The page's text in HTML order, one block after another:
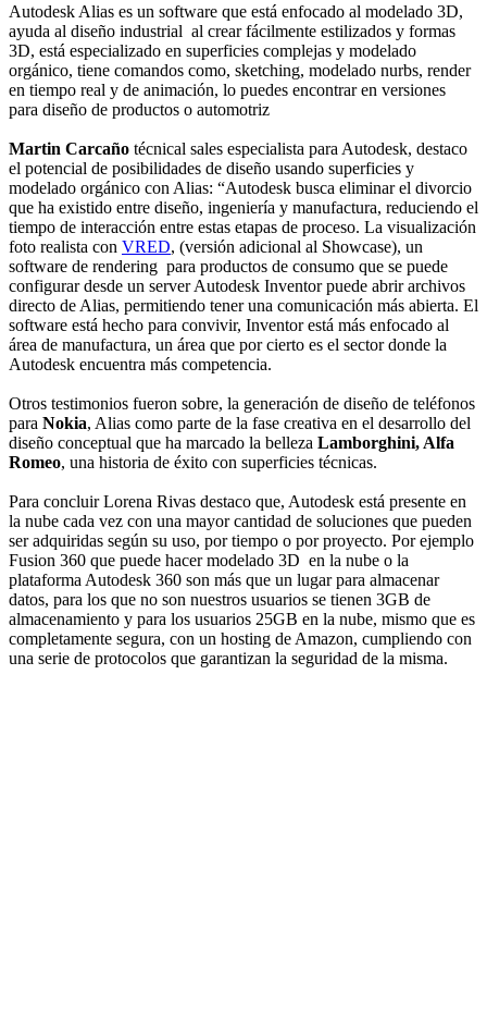
Autodesk Alias es un software que está enfocado al modelado 3D,
ayuda al diseño industrial al crear fácilmente estilizados y formas
3D, está especializado en superficies complejas y modelado
orgánico, tiene comandos como, sketching, modelado nurbs, render
en tiempo real y de animación, lo puedes encontrar en versiones
para diseño de productos o automotriz
Martin Carcaño técnical sales especialista para Autodesk, destaco
el potencial de posibilidades de diseño usando superficies y
modelado orgánico con Alias: “Autodesk busca eliminar el divorcio
que ha existido entre diseño, ingeniería y manufactura, reduciendo el
tiempo de interacción entre estas etapas de proceso. La visualización
foto realista con VRED, (versión adicional al Showcase), un
software de rendering para productos de consumo que se puede
configurar desde un server Autodesk Inventor puede abrir archivos
directo de Alias, permitiendo tener una comunicación más abierta. El
software está hecho para convivir, Inventor está más enfocado al
área de manufactura, un área que por cierto es el sector donde la
Autodesk encuentra más competencia.
Otros testimonios fueron sobre, la generación de diseño de teléfonos
para Nokia, Alias como parte de la fase creativa en el desarrollo del
diseño conceptual que ha marcado la belleza Lamborghini, Alfa
Romeo, una historia de éxito con superficies técnicas.
Para concluir Lorena Rivas destaco que, Autodesk está presente en
la nube cada vez con una mayor cantidad de soluciones que pueden
ser adquiridas según su uso, por tiempo o por proyecto. Por ejemplo
Fusion 360 que puede hacer modelado 3D en la nube o la
plataforma Autodesk 360 son más que un lugar para almacenar
datos, para los que no son nuestros usuarios se tienen 3GB de
almacenamiento y para los usuarios 25GB en la nube, mismo que es
completamente segura, con un hosting de Amazon, cumpliendo con
una serie de protocolos que garantizan la seguridad de la misma.